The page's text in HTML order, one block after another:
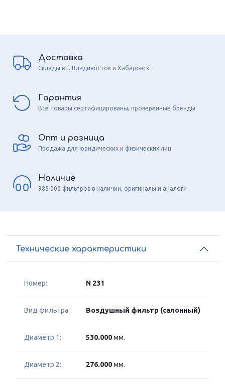
Доставка
Склады в г. Владивосток и Хабаровск
Гарантия
Все товары сертифицированы, проверенные бренды
Опт и розница
Продажа для юридических и физических лиц
Наличие
985 000 фильтров в наличии, оригиналы и аналоги
Технические характеристики
Номер: N 231
Вид фильтра: Воздушный фильтр (салонный)
Диаметр 1: 530.000мм.
Диаметр 2: 276.000мм.